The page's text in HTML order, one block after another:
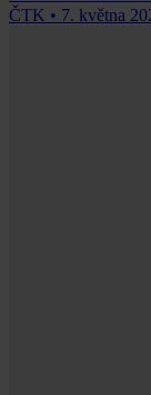
ČTK • 7. května